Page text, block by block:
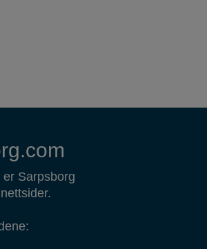
Sarpsborg